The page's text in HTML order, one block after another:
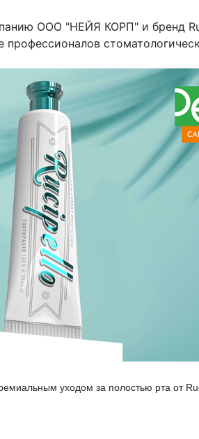
ООО "НЕЙЯ КОРП" и бренд
профессионалов
уходом за полостью рта от